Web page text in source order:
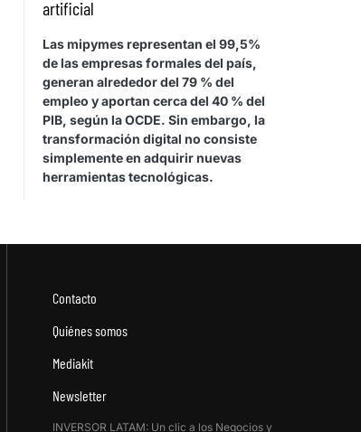
artificial
Las mipymes representan el 99,5%
de las empresas formales del país,
generan alrededor del 79 % del
empleo y aportan cerca del 40 % del
PIB, según la OCDE. Sin embargo, la
transformación digital no consiste
simplemente en adquirir nuevas
herramientas tecnológicas.
Contacto
Quiénes somos
Mediakit
Newsletter
INVERSOR LATAM: Un clic a los Negocios y